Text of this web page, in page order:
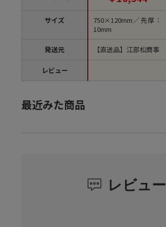
サイズ
発送元
レビュー
750×120mm／先厚：
10mm
【直送品】江部松商事
最近みた商品
レビュー